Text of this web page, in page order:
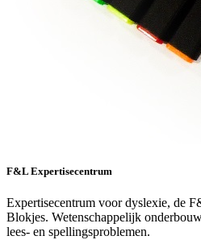
F&L Expertisecentrum
Expertisecentrum voor dyslexie, de
Blokjes. Wetenschappelijk
lees- en spellingsproblemen.